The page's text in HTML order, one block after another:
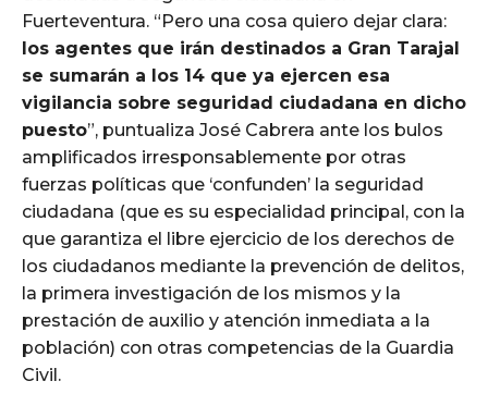
Fuerteventura. “Pero una cosa quiero dejar clara:
los agentes que irán destinados a Gran Tarajal
se sumarán a los 14 que ya ejercen esa
vigilancia sobre seguridad ciudadana en dicho
puesto”, puntualiza José Cabrera ante los bulos
amplificados irresponsablemente por otras
fuerzas políticas que ‘confunden’ la seguridad
ciudadana (que es su especialidad principal, con la
que garantiza el libre ejercicio de los derechos de
los ciudadanos mediante la prevención de delitos,
la primera investigación de los mismos y la
prestación de auxilio y atención inmediata a la
población) con otras competencias de la Guardia
Civil.